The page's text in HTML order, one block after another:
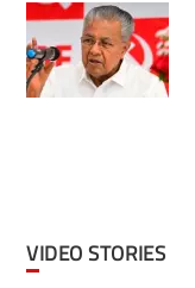
VIDEO STORIES